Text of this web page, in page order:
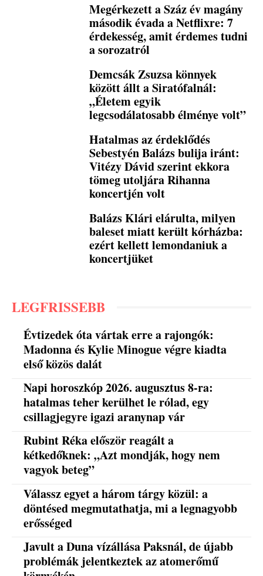
Megérkezett a Száz év magány
második évada a Netflixre: 7
érdekesség, amit érdemes tudni
a sorozatról
Demcsák Zsuzsa könnyek
között állt a Siratófalnál:
„Életem egyik
legcsodálatosabb élménye volt”
Hatalmas az érdeklődés
Sebestyén Balázs bulija iránt:
Vitézy Dávid szerint ekkora
tömeg utoljára Rihanna
koncertjén volt
Balázs Klári elárulta, milyen
baleset miatt került kórházba:
ezért kellett lemondaniuk a
koncertjüket
LEGFRISSEBB
Évtizedek óta vártak erre a rajongók:
Madonna és Kylie Minogue végre kiadta
első közös dalát
Napi horoszkóp 2026. augusztus 8-ra:
hatalmas teher kerülhet le rólad, egy
csillagjegyre igazi aranynap vár
Rubint Réka először reagált a
kétkedőknek: „Azt mondják, hogy nem
vagyok beteg”
Válassz egyet a három tárgy közül: a
döntésed megmutathatja, mi a legnagyobb
erősséged
Javult a Duna vízállása Paksnál, de újabb
problémák jelentkeztek az atomerőmű